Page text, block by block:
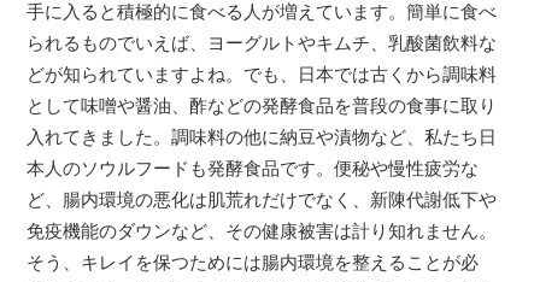
手に入ると積極的に食べる人が増えています。簡単に食べ
られるものでいえば、ヨーグルトやキムチ、乳酸菌飲料な
どが知られていますよね。でも、日本では古くから調味料
として味噌や醤油、酢などの発酵食品を普段の食事に取り
入れてきました。調味料の他に納豆や漬物など、私たち日
本人のソウルフードも発酵食品です。便秘や慢性疲労な
ど、腸内環境の悪化は肌荒れだけでなく、新陳代謝低下や
免疫機能のダウンなど、その健康被害は計り知れません。
そう、キレイを保つためには腸内環境を整えることが必